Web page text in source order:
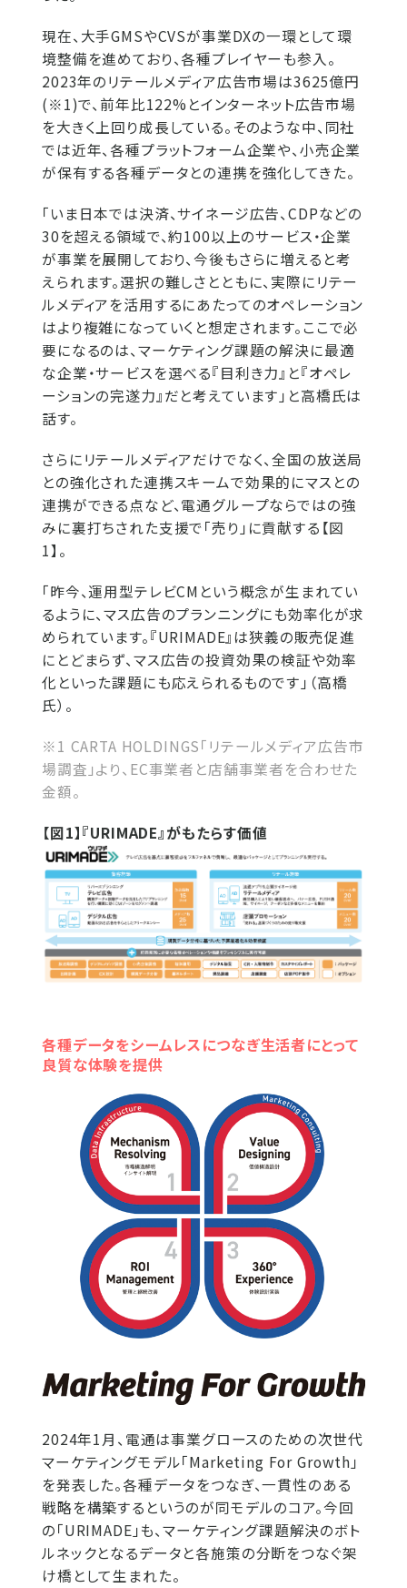
現在、大手GMSやCVSが事業DXの一環として環
境整備を進めており、各種プレイヤーも参入。
2023年のリテールメディア広告市場は3625億円
(※1)で、前年比122%とインターネット広告市場
を大きく上回り成長している。そのような中、同社
では近年、各種プラットフォーム企業や、小売企業
が保有する各種データとの連携を強化してきた。
「いま日本では決済、サイネージ広告、CDPなどの
30を超える領域で、約100以上のサービス・企業
が事業を展開しており、今後もさらに増えると考
えられます。選択の難しさとともに、実際にリテー
ルメディアを活用するにあたってのオペレーション
はより複雑になっていくと想定されます。ここで必
要になるのは、マーケティング課題の解決に最適
な企業・サービスを選べる『目利き力』と『オペレ
ーションの完遂力』だと考えています」と高橋氏は
話す。
さらにリテールメディアだけでなく、全国の放送局
との強化された連携スキームで効果的にマスとの
連携ができる点など、電通グループならではの強
みに裏打ちされた支援で「売り」に貢献する【図
1】。
「昨今、運用型テレビCMという概念が生まれてい
るように、マス広告のプランニングにも効率化が求
められています。『URIMADE』は狭義の販売促進
にとどまらず、マス広告の投資効果の検証や効率
化といった課題にも応えられるものです」（高橋
氏）。
※1 CARTA HOLDINGS「リテールメディア広告市
場調査」より、EC事業者と店舗事業者を合わせた
金額。
【図1】『URIMADE』がもたらす価値
各種データをシームレスにつなぎ生活者にとって
良質な体験を提供
2024年1月、電通は事業グロースのための次世代
マーケティングモデル「Marketing For Growth」
を発表した。各種データをつなぎ、一貫性のある
戦略を構築するというのが同モデルのコア。今回
の「URIMADE」も、マーケティング課題解決のボト
ルネックとなるデータと各施策の分断をつなぐ架
け橋として生まれた。